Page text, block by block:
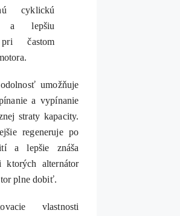
cyklickú
a lepšiu
častom
umožňuje
a vypínanie
straty kapacity.
regeneruje po
a lepšie znáša
ktorých alternátor
plne dobiť.
vlastnosti